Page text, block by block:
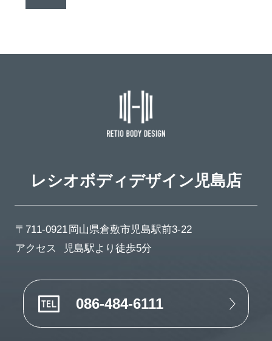
レシオボディデザイン児島店
〒711-0921 岡山県倉敷市児島駅前3-22
アクセス
児島駅より徒歩5分
086-484-6111